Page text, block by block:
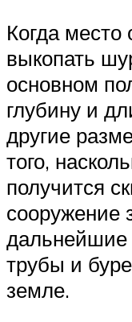
Когда место
выкопать
основном
глубину и
другие
того,
получится
сооружение
дальнейшие
трубы и
земле.